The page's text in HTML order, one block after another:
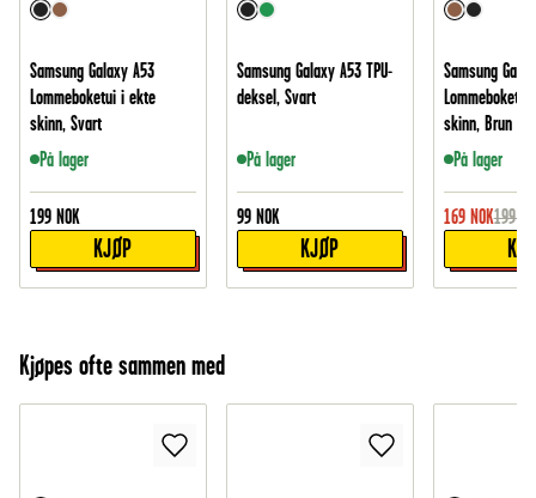
Samsung Galaxy A53
Lommeboketui i ekte
skinn, Svart
På lager
199 NOK
KJØP
Samsung Galaxy A53 TPU-
deksel, Svart
På lager
99 NOK
KJØP
Samsung
skinn, Brun
På lager
169 NOK199
Kjøpes ofte sammen med